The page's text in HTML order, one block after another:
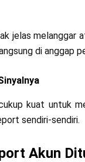
jelas melanggar
di anggap
kuat untuk
sendiri-sendiri.
Akun